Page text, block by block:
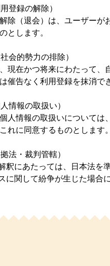
登録の解除）
除（退会）は、ユーザーが
とします。
会的勢力の排除）
現在かつ将来にわたって、
催告なく利用登録を抹消で
情報の取扱い）
人情報の取扱いについては
れに同意するものとします。
法・裁判管轄）
釈にあたっては、日本法を
に関して紛争が生じた場合